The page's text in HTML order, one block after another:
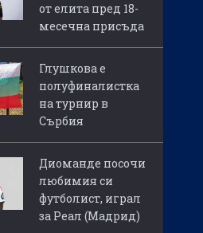
от елита пред 18-
месечна присъда
Глушкова е
полуфиналистка
на турнир в
Сърбия
Диоманде посочи
любимия си
футболист, играл
за Реал (Мадрид)